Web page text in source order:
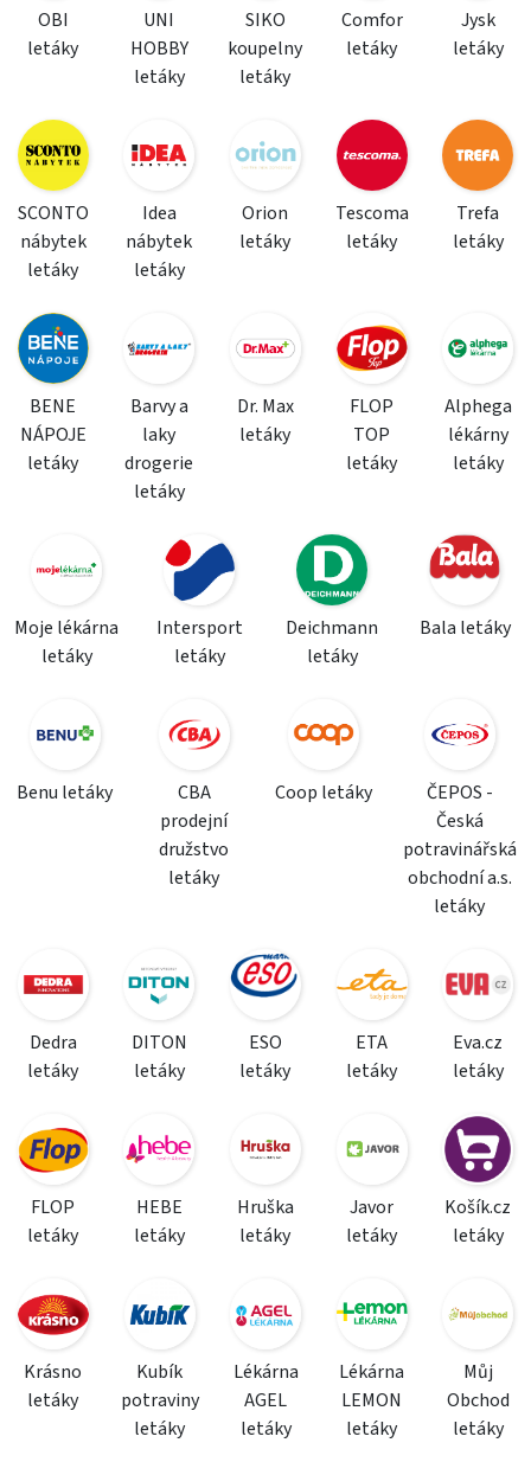
OBI
letáky
UNI
HOBBY
letáky
SIKO
koupelny
letáky
Comfor
letáky
Jysk
letáky
SCONTO
nábytek
letáky
Idea
nábytek
letáky
Orion
letáky
Tescoma
letáky
Trefa
letáky
BENE
NÁPOJE
letáky
Barvy a
laky
drogerie
letáky
Dr. Max
letáky
FLOP
TOP
letáky
Alphega
lékárny
letáky
Moje lékárna
letáky
Intersport
letáky
Deichmann
letáky
Bala letáky
Benu letáky
CBA
prodejní
družstvo
letáky
Coop letáky
ČEPOS -
Česká
potravinářská
obchodní a.s.
letáky
Dedra
letáky
DITON
letáky
ESO
letáky
ETA
letáky
Eva.cz
letáky
FLOP
letáky
HEBE
letáky
Hruška
letáky
Javor
letáky
Košík.cz
letáky
Krásno
letáky
Kubík
potraviny
letáky
Lékárna
AGEL
letáky
Lékárna
LEMON
letáky
Můj
Obchod
letáky